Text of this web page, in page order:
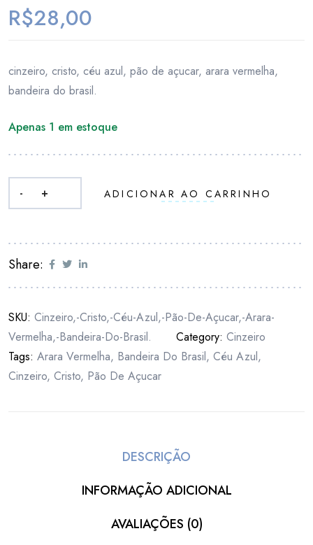
R$28,00
cinzeiro, cristo, céu azul, pão de açucar, arara vermelha,
bandeira do brasil.
Apenas 1 em estoque
- + ADICIONAR AO CARRINHO
Share:
SKU: Cinzeiro,-Cristo,-Céu-Azul,-Pão-De-Açucar,-Arara-
Vermelha,-Bandeira-Do-Brasil.
Category: Cinzeiro
Tags: Arara Vermelha, Bandeira Do Brasil, Céu Azul,
Cinzeiro, Cristo, Pão De Açucar
DESCRIÇÃO
INFORMAÇÃO ADICIONAL
AVALIAÇÕES (0)